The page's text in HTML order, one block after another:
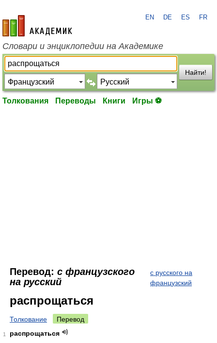
academic.ru
EN DE ES FR
Словари и энциклопедии на Академике
Найти!
Толкования Переводы Книги Игры ⚽
Перевод: с французского
на русский
с русского на
французский
распрощаться
Толкование Перевод
1
распрощаться